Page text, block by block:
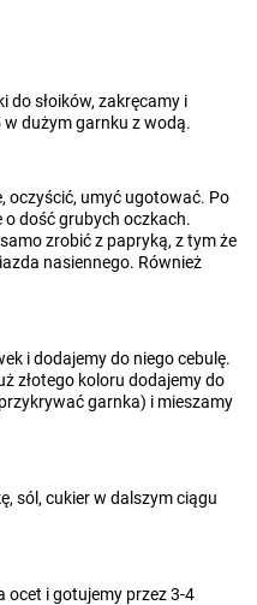
do słoików, zakręcamy i
w dużym garnku z wodą.
oczyścić, umyć ugotować. Po
o dość grubych oczkach.
zrobić z papryką, z tym że
nasiennego. Również
i dodajemy do niego cebulę.
złotego koloru dodajemy do
garnka) i mieszamy
sól, cukier w dalszym ciągu
ocet i gotujemy przez 3-4